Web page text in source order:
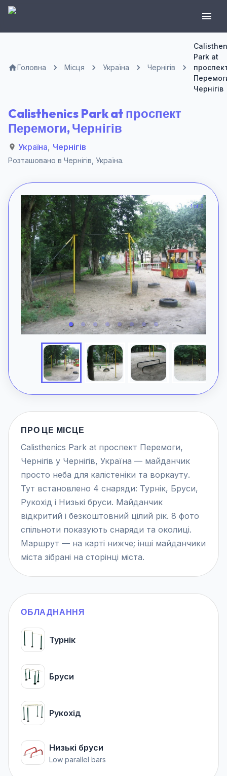
Головна Місця Україна Чернігів
Park at
Чернігів
Calisthenics Park at проспект
Перемоги, Чернігів
Україна, Чернігів
Розташовано в Чернігів Україна.
1 of 8
ПРО ЦЕ МІСЦЕ
Calisthenics Park at проспект Перемоги,
Чернігів у Чернігів, Україна — майданчик
просто неба для калістеніки та воркауту.
Тут встановлено 4 снаряди: Турнік, Бруси,
Рукохід і Низькі бруси. Майданчик
відкритий і безкоштовний цілий рік. 8 фото
спільноти показують снаряди та околиці.
Маршрут — на карті нижче; інші майданчики
міста зібрані на сторінці міста.
ОБЛАДНАННЯ
Турнік
Бруси
Рукохід
Низькі бруси
Low parallel bars